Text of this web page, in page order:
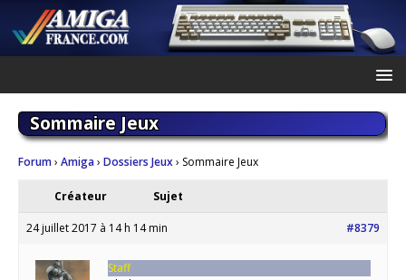
Sommaire Jeux
Forum› Amiga› Dossiers Jeux› Sommaire Jeux
Créateur Sujet
24 juillet 2017 à 14 h 14 min #8379
Staff